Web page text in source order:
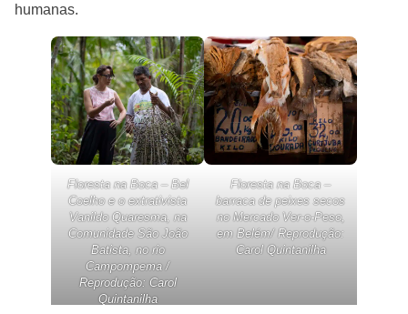
humanas.
Floresta na Boca – Bel
Coelho e o extrativista
Vanildo Quaresma, na
Comunidade São João
Batista, no rio
Campompema /
Reprodução: Carol
Quintanilha
Floresta na Boca –
barraca de peixes secos
no Mercado Ver-o-Peso,
em Belém/ Reprodução:
Carol Quintanilha